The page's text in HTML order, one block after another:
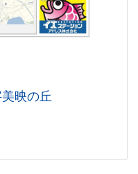
映の丘